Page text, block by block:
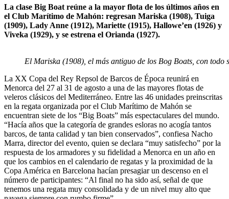
La clase Big Boat reúne a la mayor flota de los últimos años en
el Club Marítimo de Mahón: regresan Mariska (1908), Tuiga
(1909), Lady Anne (1912), Mariette (1915), Hallowe’en (1926) y
Viveka (1929), y se estrena el Orianda (1927).
El Mariska (1908), el más antiguo de los Bog Boats, con todo
La XX Copa del Rey Repsol de Barcos de Época reunirá en
Menorca del 27 al 31 de agosto a una de las mayores flotas de
veleros clásicos del Mediterráneo. Entre las 46 unidades preinscritas
en la regata organizada por el Club Marítimo de Mahón se
encuentran siete de los “Big Boats” más espectaculares del mundo.
“Hacía años que la categoría de grandes esloras no acogía tantos
barcos, de tanta calidad y tan bien conservados”, confiesa Nacho
Marra, director del evento, quien se declara “muy satisfecho” por la
respuesta de los armadores y su fidelidad a Menorca en un año en
que los cambios en el calendario de regatas y la proximidad de la
Copa América en Barcelona hacían presagiar un descenso en el
número de participantes: “Al final no ha sido así, señal de que
tenemos una regata muy consolidada y de un nivel muy alto que